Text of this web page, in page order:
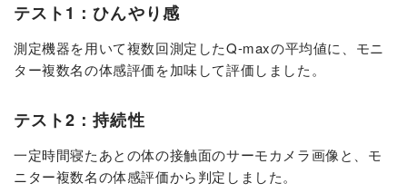
テスト1：ひんやり感
測定機器を用いて複数回測定したQ-maxの平均値に、モニ
ター複数名の体感評価を加味して評価しました。
テスト2：持続性
一定時間寝たあとの体の接触面のサーモカメラ画像と、モ
ニター複数名の体感評価から判定しました。